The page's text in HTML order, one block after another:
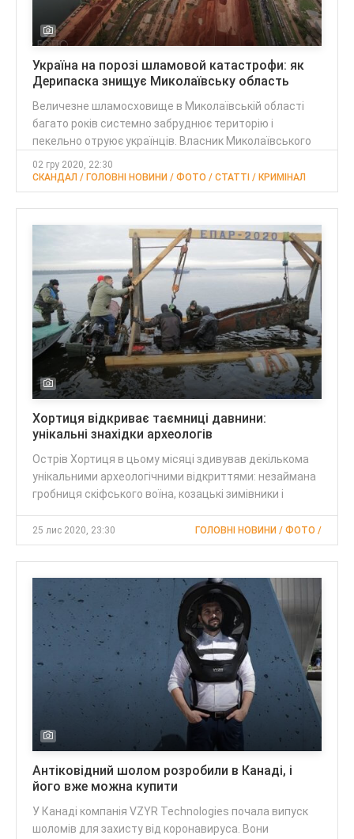
Україна на порозі шламовой катастрофи: як
Дерипаска знищує Миколаївську область
Величезне шламосховище в Миколаївській області
багато років системно забруднює територію і
пекельно отруює українців. Власник Миколаївського
02 гру 2020, 22:30
СКАНДАЛ / ГОЛОВНІ НОВИНИ / ФОТО / CТАТТІ / КРИМІНАЛ
Хортиця відкриває таємниці давнини:
унікальні знахідки археологів
Острів Хортиця в цьому місяці здивував декількома
унікальними археологічними відкриттями: незаймана
гробниця скіфського воїна, козацькі зимівники і
25 лис 2020, 23:30 ГОЛОВНІ НОВИНИ / ФОТО /
Антіковідний шолом розробили в Канаді, і
його вже можна купити
У Канаді компанія VZYR Technologies почала випуск
шоломів для захисту від коронавируса. Вони